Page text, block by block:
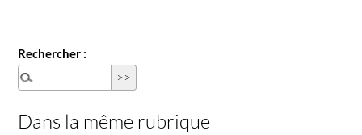
Rechercher :
Dans la même rubrique